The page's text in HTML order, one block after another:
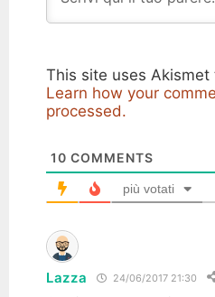
This site uses
Learn how your
processed.
10 COMMENTS
più votati
Lazza 24/06/2017 21:30